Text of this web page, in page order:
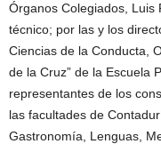
Órganos Colegiados, Luis
técnico; por las y los
Ciencias de la Conducta,
de la Cruz” de la Escuela
representantes de los
las facultades de
Gastronomía, Lenguas,